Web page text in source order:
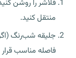
فلاشر را روشن
منتقل کنید.
جلیقه شب‌رنگ
فاصله مناسب